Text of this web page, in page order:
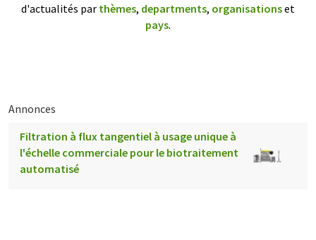
d'actualités par thèmes, departments, organisationset
pays.
Annonces
Filtration à flux tangentiel à usage unique à
l'échelle commerciale pour le biotraitement
automatisé